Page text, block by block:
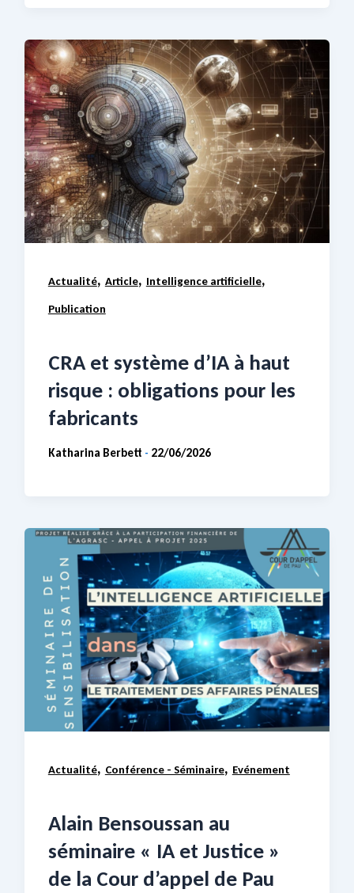
Actualité, Article, Intelligence artificielle,
Publication
CRA et système d’IA à haut
risque : obligations pour les
fabricants
Katharina Berbett - 22/06/2026
Actualité, Conférence - Séminaire, Evénement
Alain Bensoussan au
séminaire « IA et Justice »
de la Cour d’appel de Pau